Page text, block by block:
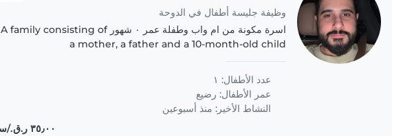
وظيفة جليسة أطفال في الدوحة
اسرة مكونة من ام واب وطفلة عمر ٠ شهور A family consisting of
a mother, a father and a 10-month-old child
عدد الأطفال: ١
عمر الأطفال: رضيع
النشاط الأخير: منذ أسبوعين